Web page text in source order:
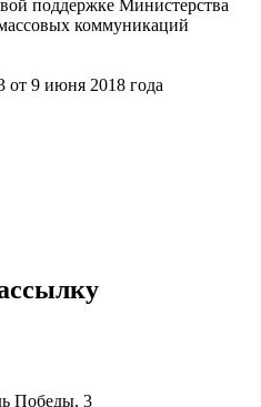
поддержке Министерства
коммуникаций
9 июня 2018 года
Победы, 3